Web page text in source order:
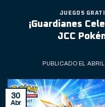
JUEGOS
¡Guardianes
JCC
PUBLICADO EL
30
Abr